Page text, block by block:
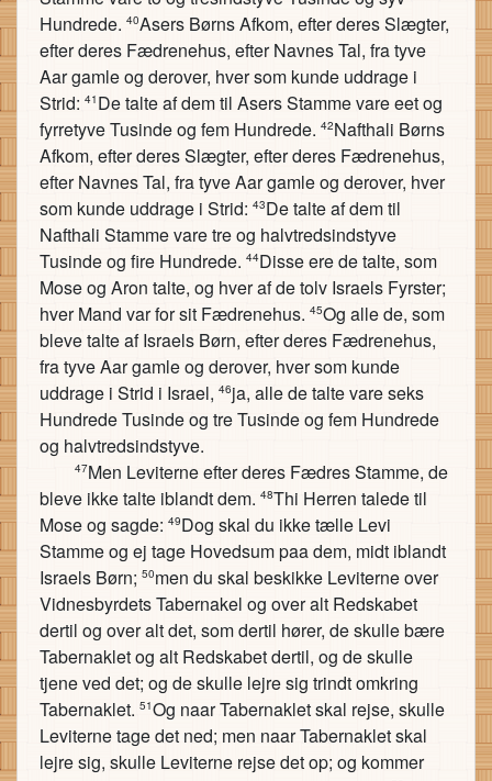
Hundrede. 40Asers Børns Afkom, efter deres Slægter,
efter deres Fædrenehus, efter Navnes Tal, fra tyve
Aar gamle og derover, hver som kunde uddrage i
Strid: 41 De talte af dem til Asers Stamme vare eet og
fyrretyve Tusinde og fem Hundrede. 42Nafthali Børns
Afkom, efter deres Slægter, efter deres Fædrenehus,
efter Navnes Tal, fra tyve Aar gamle og derover, hver
som kunde uddrage i Strid: 43De talte af dem til
Nafthali Stamme vare tre og halvtredsindstyve
Tusinde og fire Hundrede. 44Disse ere de talte, som
Mose og Aron talte, og hver af de tolv Israels Fyrster;
hver Mand var for sit Fædrenehus. 45Og alle de, som
bleve talte af Israels Børn, efter deres Fædrenehus,
fra tyve Aar gamle og derover, hver som kunde
uddrage i Strid i Israel, 46ja, alle de talte vare seks
Hundrede Tusinde og tre Tusinde og fem Hundrede
og halvtredsindstyve.
47Men Leviterne efter deres Fædres Stamme, de
bleve ikke talte iblandt dem. 48Thi Herren talede til
Mose og sagde: 49Dog skal du ikke tælle Levi
Stamme og ej tage Hovedsum paa dem, midt iblandt
Israels Børn; 50men du skal beskikke Leviterne over
Vidnesbyrdets Tabernakel og over alt Redskabet
dertil og over alt det, som dertil hører, de skulle bære
Tabernaklet og alt Redskabet dertil, og de skulle
tjene ved det; og de skulle lejre sig trindt omkring
Tabernaklet. 51Og naar Tabernaklet skal rejse, skulle
Leviterne tage det ned; men naar Tabernaklet skal
lejre sig, skulle Leviterne rejse det op; og kommer